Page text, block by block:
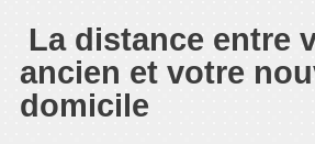
La distance entre
ancien et votre
domicile